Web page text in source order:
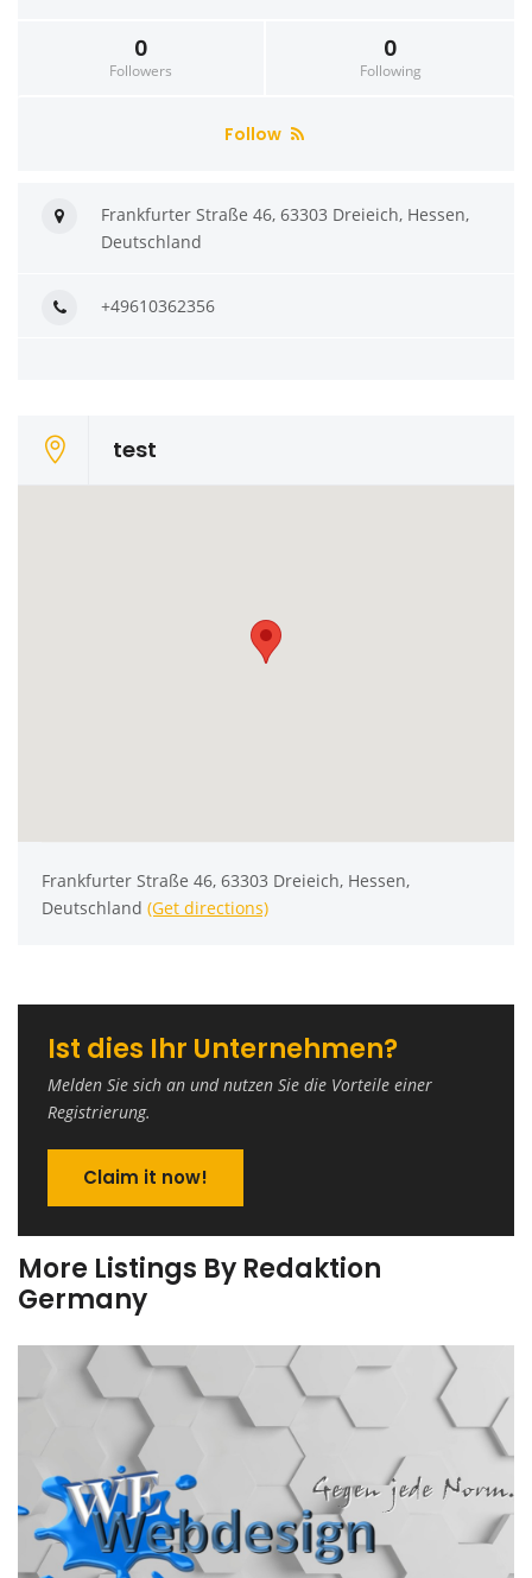
0
Followers
0
Following
Follow
Frankfurter Straße 46, 63303 Dreieich, Hessen,
Deutschland
+49610362356
test
Frankfurter Straße 46, 63303 Dreieich, Hessen,
Deutschland (Get directions)
Ist dies Ihr Unternehmen?
Melden Sie sich an und nutzen Sie die Vorteile einer
Registrierung.
Claim it now!
More Listings By Redaktion
Germany